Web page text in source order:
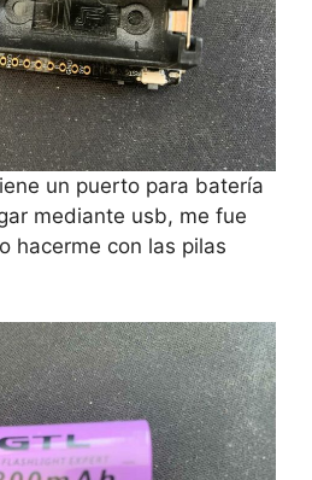
un puerto para batería
mediante usb, me fue
hacerme con las pilas